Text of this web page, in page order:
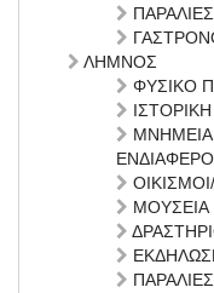
ΠΑΡΑΛΙΕΣ
ΛΗΜΝΟΣ
ΦΥΣΙΚΟ
ΜΝΗΜΕΙΑ
ΜΟΥΣΕΙΑ
ΠΑΡΑΛΙΕΣ